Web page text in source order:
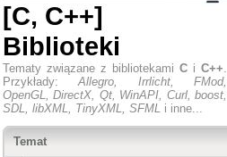
[C, C++]
Biblioteki
Tematy związane z bibliotekami C i C++.
Przykłady:Allegro, Irrlicht, FMod,
OpenGL, DirectX, Qt, WinAPI, Curl, boost,
SDL, libXML, TinyXML, SFML i inne...
Temat